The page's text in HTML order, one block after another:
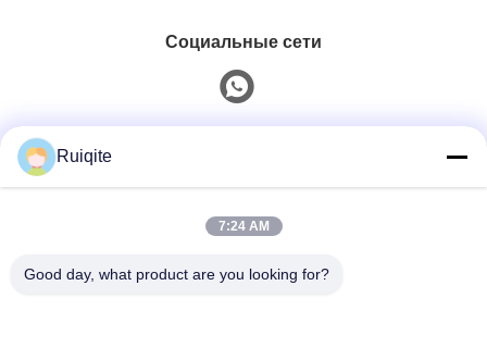
Социальные сети
0086-18217621160
Ruiqite
7:24 AM
Good day, what product are you looking for?